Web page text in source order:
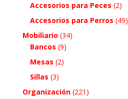
Accesorios para Peces (2)
Accesorios para Perros (49)
Mobiliario (34)
Bancos (9)
Mesas (2)
Sillas (3)
Organización (221)